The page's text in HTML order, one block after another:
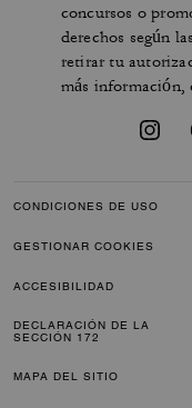
concursos o
derechos según
retirar tu
más información,
CONDICIONES DE USO
GESTIONAR COOKIES
ACCESIBILIDAD
DECLARACIÓN DE LA
SECCIÓN 172
MAPA DEL SITIO